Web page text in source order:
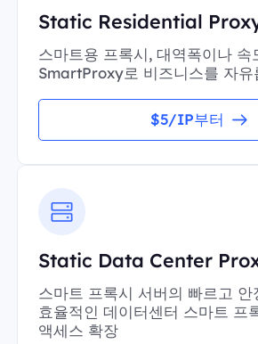
Static Residential
스마트용 프록시, 대역폭이나
SmartProxy로 비즈니스를 자유
$5/IP부터
Static Data Center
스마트 프록시 서버의 빠르고 안
효율적인 데이터센터 스마트 프
액세스 확장